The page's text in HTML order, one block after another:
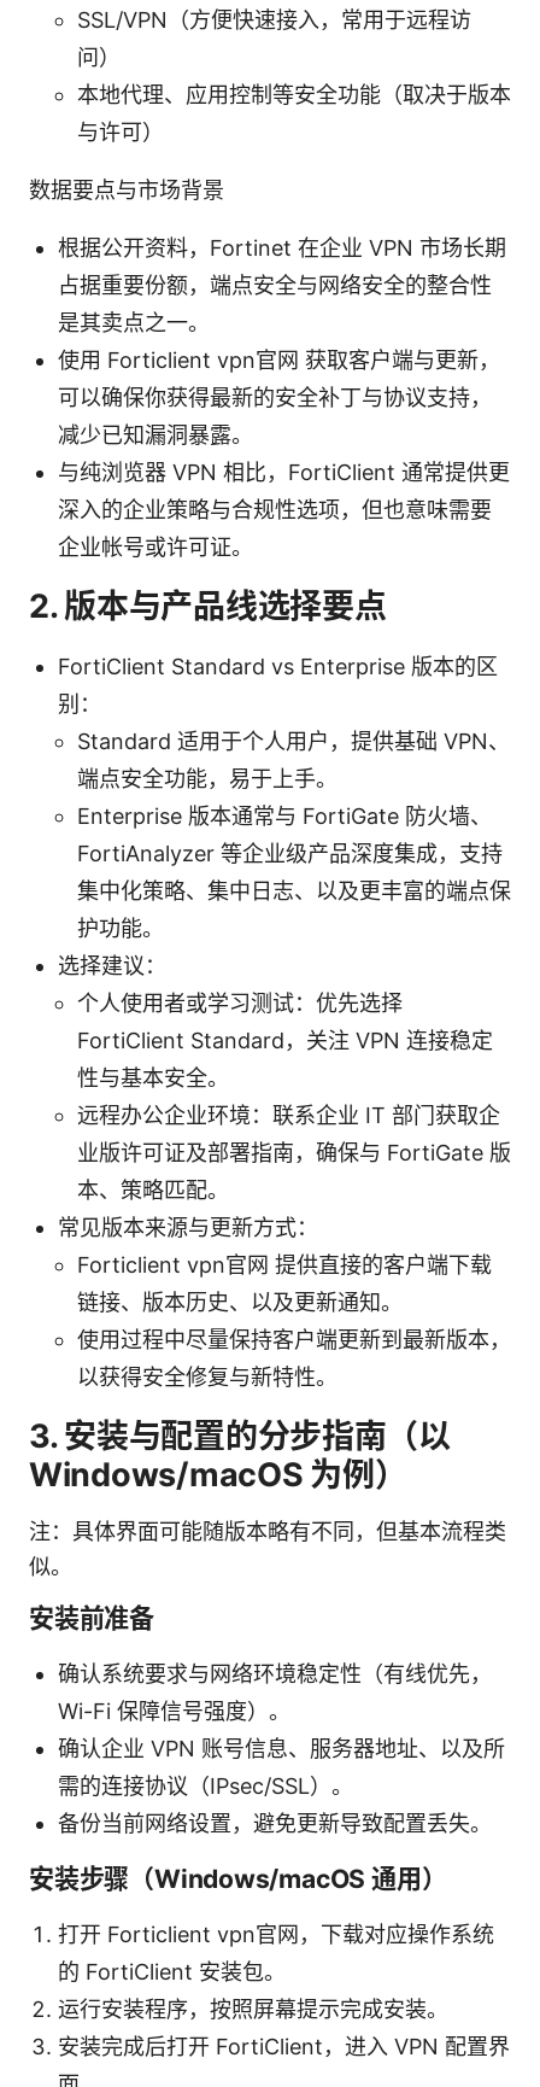
SSL/VPN（方便快速接入，常用于远程访
问）
本地代理、应用控制等安全功能（取决于版本
与许可）
数据要点与市场背景
根据公开资料，Fortinet 在企业 VPN 市场长期
占据重要份额，端点安全与网络安全的整合性
是其卖点之一。
使用 Forticlient vpn官网 获取客户端与更新，
可以确保你获得最新的安全补丁与协议支持，
减少已知漏洞暴露。
与纯浏览器 VPN 相比，FortiClient 通常提供更
深入的企业策略与合规性选项，但也意味需要
企业帐号或许可证。
2. 版本与产品线选择要点
FortiClient Standard vs Enterprise 版本的区
别：
Standard 适用于个人用户，提供基础 VPN、
端点安全功能，易于上手。
Enterprise 版本通常与 FortiGate 防火墙、
FortiAnalyzer 等企业级产品深度集成，支持
集中化策略、集中日志、以及更丰富的端点保
护功能。
选择建议：
个人使用者或学习测试：优先选择
FortiClient Standard，关注 VPN 连接稳定
性与基本安全。
远程办公企业环境：联系企业 IT 部门获取企
业版许可证及部署指南，确保与 FortiGate 版
本、策略匹配。
常见版本来源与更新方式：
Forticlient vpn官网 提供直接的客户端下载
链接、版本历史、以及更新通知。
使用过程中尽量保持客户端更新到最新版本，
以获得安全修复与新特性。
3. 安装与配置的分步指南（以
Windows/macOS 为例）
注：具体界面可能随版本略有不同，但基本流程类
似。
安装前准备
确认系统要求与网络环境稳定性（有线优先，
Wi-Fi 保障信号强度）。
确认企业 VPN 账号信息、服务器地址、以及所
需的连接协议（IPsec/SSL）。
备份当前网络设置，避免更新导致配置丢失。
安装步骤（Windows/macOS 通用）
打开 Forticlient vpn官网，下载对应操作系统
的 FortiClient 安装包。
运行安装程序，按照屏幕提示完成安装。
安装完成后打开 FortiClient，进入 VPN 配置界